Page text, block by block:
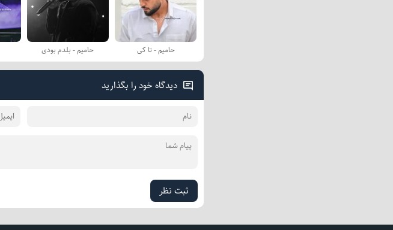
حامیم - تا کی حامیم - بلدم بودی
دیدگاه خود را بگذارید
ثبت نظر